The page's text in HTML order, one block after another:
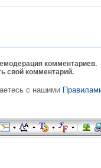
комментариев.
свой комментарий.
с нашими